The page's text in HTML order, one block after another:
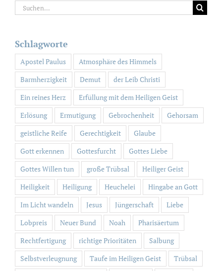
Suche
nach:
Schlagworte
Apostel Paulus
Atmosphäre des Himmels
Barmherzigkeit
Demut
der Leib Christi
Ein reines Herz
Erfüllung mit dem Heiligen Geist
Erlösung
Ermutigung Gebrochenheit
Gehorsam
geistliche Reife
Gerechtigkeit
Glaube
Gott erkennen
Gottesfurcht
Gottes Liebe
Gottes Willen tun
große Trübsal
Heiliger Geist
Heiligkeit
Heiligung Heuchelei
Hingabe an Gott
Im Licht wandeln
Jesus Jüngerschaft
Liebe
Lobpreis
Neuer Bund Noah
Pharisäertum
Rechtfertigung
richtige Prioritäten
Salbung
Selbstverleugnung
Taufe im Heiligen Geist Trübsal